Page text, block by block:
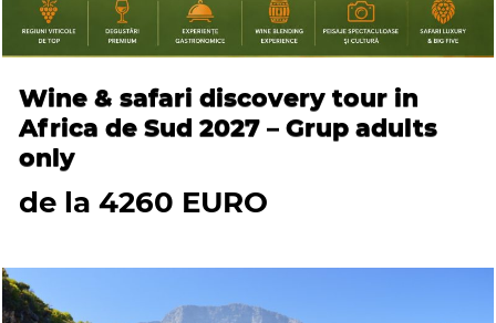
Wine & safari discovery tour in
Africa de Sud 2027 – Grup adults
only
de la 4260 EURO